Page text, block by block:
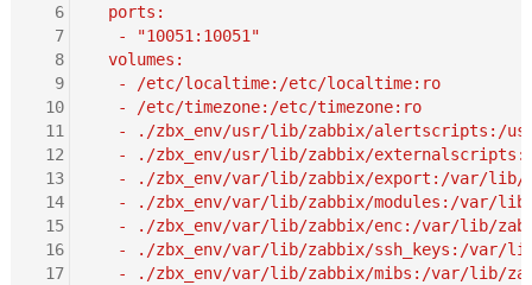
  6
  7
  8
  9
10
11
12
13
14
15
16
17
  ports:
   - "10051:10051"
  volumes:
   - /etc/localtime:/etc/localtime:ro
   - /etc/timezone:/etc/timezone:ro
- ./zbx_env/usr/lib/zabbix/alertscripts:/
- ./zbx_env/usr/lib/zabbix/
- ./zbx_env/var/lib/zabbix/export:/var/
- ./zbx_env/var/lib/zabbix/modules:/var/
- ./zbx_env/var/lib/zabbix/enc:/var/lib/
- ./zbx_env/var/lib/zabbix/ssh_keys:/var/
- ./zbx_env/var/lib/zabbix/mibs:/var/lib/